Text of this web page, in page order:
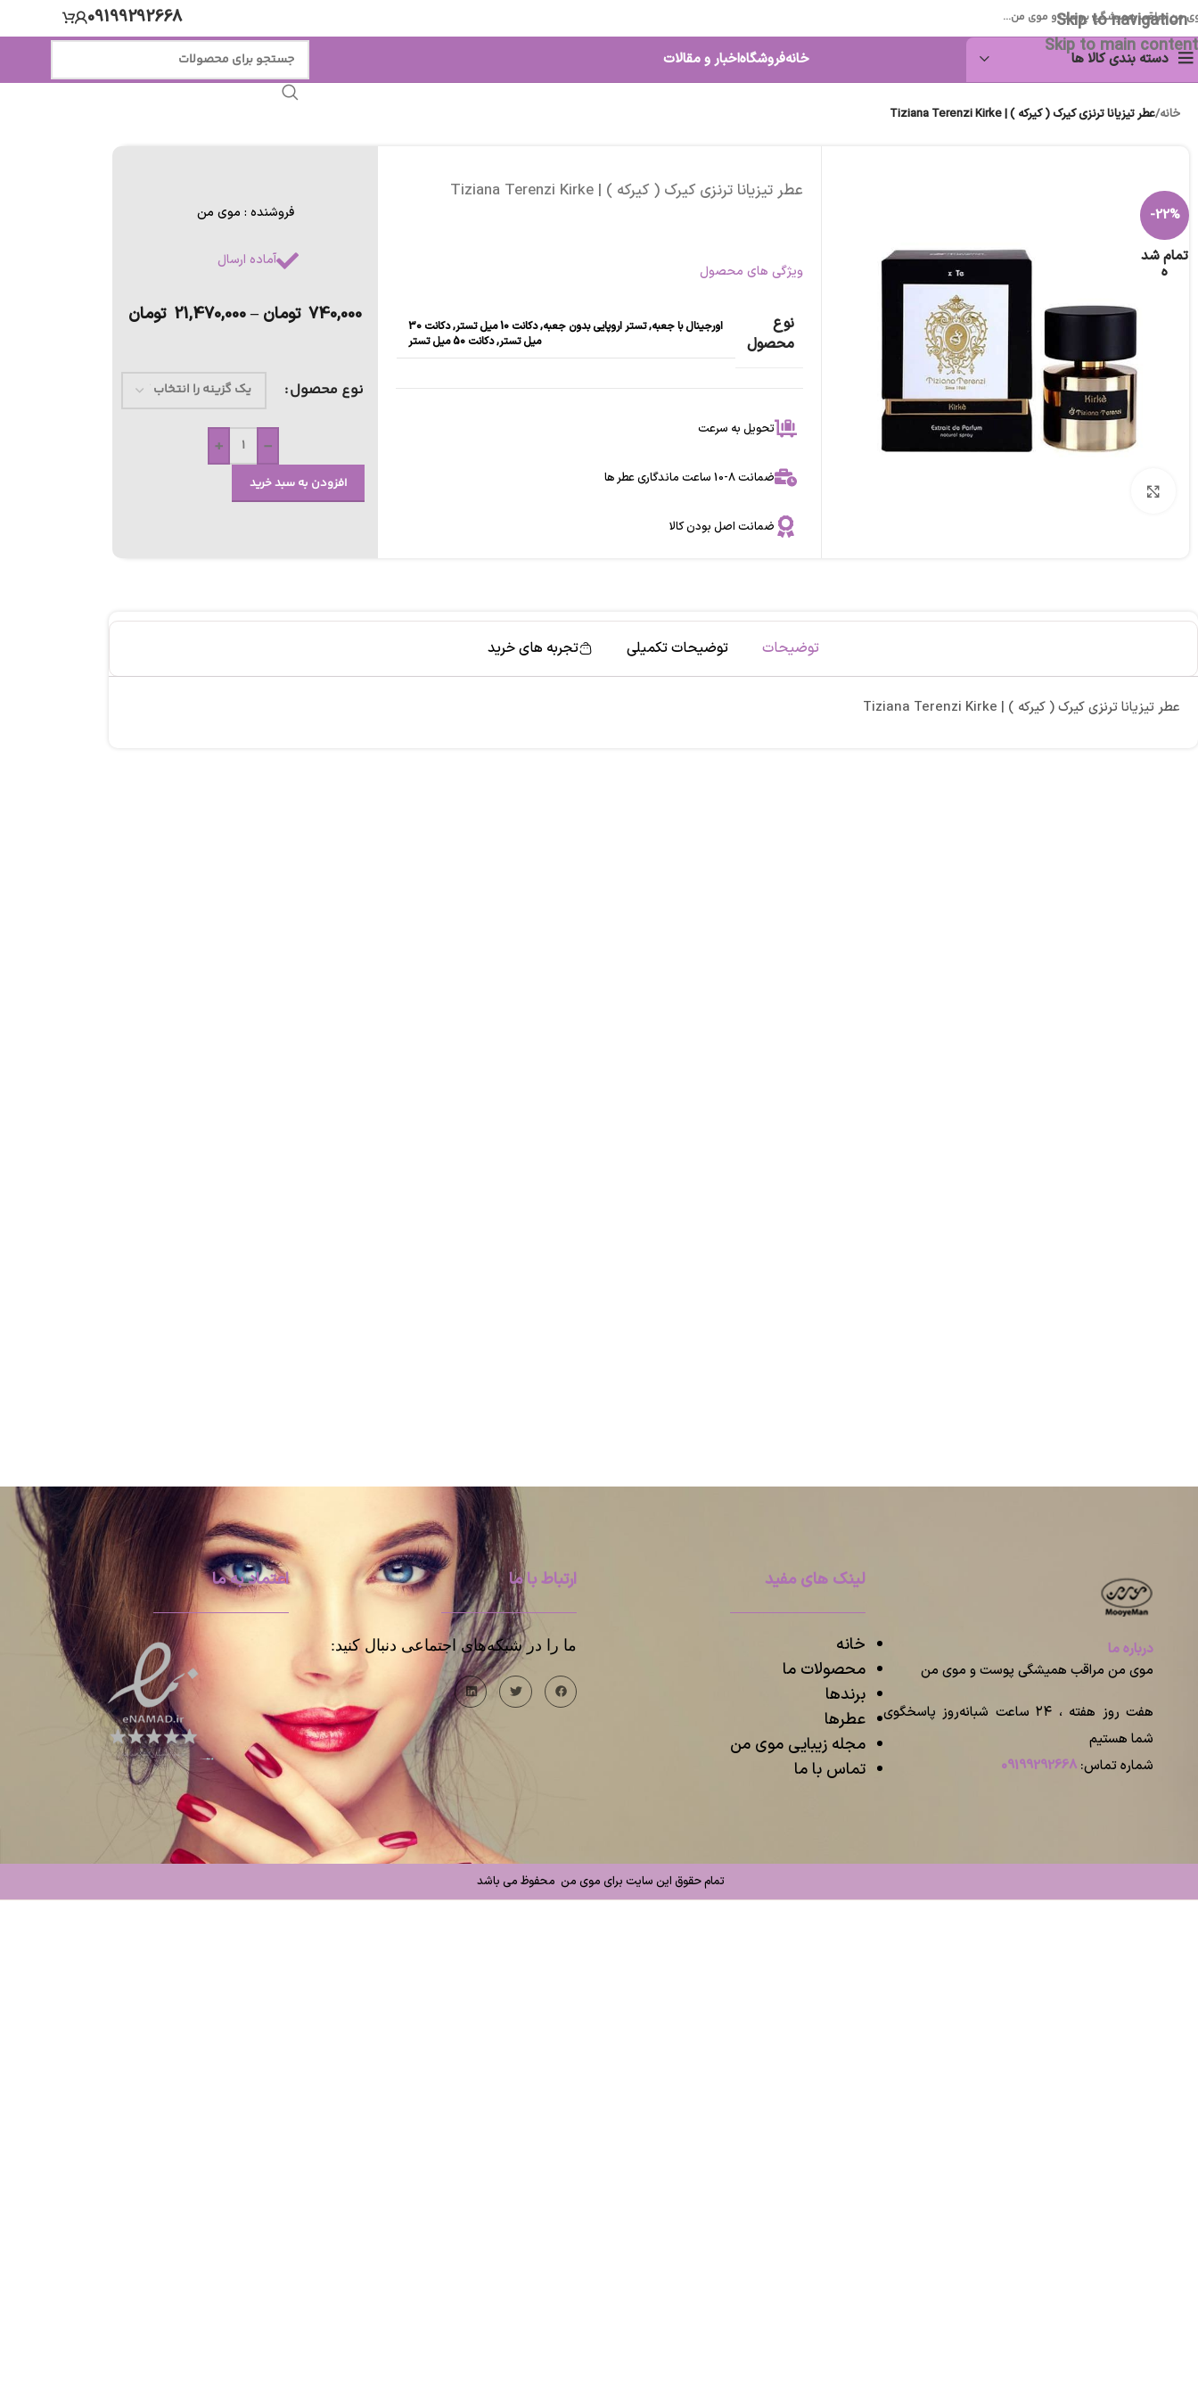
Skip to navigation
Skip to main content
من مراقب همیشگی پوست و موی من... 09199292668
دسته بندی کالا ها خانهفروشگاهاخبار و مقالات
خانه/عطر تیزیانا ترنزی کیرک ( کیرکه ) | Tiziana Terenzi Kirke
-22%
تمام شد
ه
عطر تیزیانا ترنزی کیرک ( کیرکه ) | Tiziana Terenzi Kirke
ویژگی های محصول
نوع
محصول
اورجینال با جعبه,تستر اروپایی بدون جعبه,دکانت 10 میل تستر ,
دکانت 30
میل تستر,دکانت 50 میل تستر
تحویل به سرعت
ضمانت 8-10 ساعت ماندگاری عطر ها
ضمانت اصل بودن کالا
فروشنده : موی من
آماده ارسال
740,000 تومان –
21,470,000 تومان
نوع محصول
-
+
افزودن به سبد خرید
توضیحات توضیحات تکمیلی تجربه های خرید
عطر تیزیانا ترنزی کیرک ( کیرکه ) | Tiziana Terenzi Kirke
درباره ما
موی من مراقب همیشگی پوست و موی من
هفت روز هفته ، ۲۴ ساعت شبانه‌روز پاسخگوی
شما هستیم
شماره تماس: 09199292668
لینک های مفید
خانه
محصولات ما
برندها
عطرها
مجله زیبایی موی من
تماس با ما
ارتباط با ما
ما را در شبکه‌های اجتماعی دنبال کنید:
اعتماد به ما
تمام حقوق این سایت برای موی من محفوظ می باشد